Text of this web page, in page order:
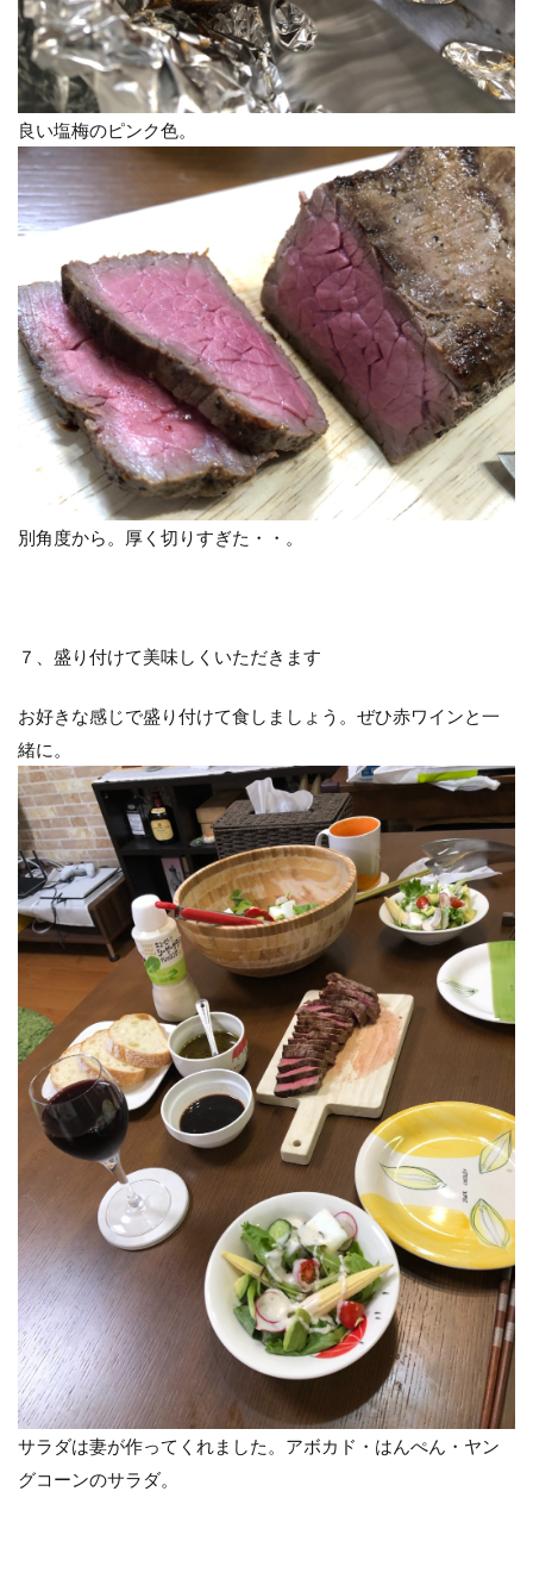
良い塩梅のピンク色。
別角度から。厚く切りすぎた・・。
７、盛り付けて美味しくいただきます
お好きな感じで盛り付けて食しましょう。ぜひ赤ワインと一
緒に。
サラダは妻が作ってくれました。アボカド・はんぺん・ヤン
グコーンのサラダ。